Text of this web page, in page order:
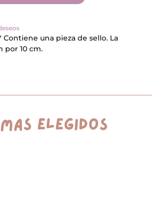
t
Contiene una pieza de sello. La
por 10 cm.
elegidos